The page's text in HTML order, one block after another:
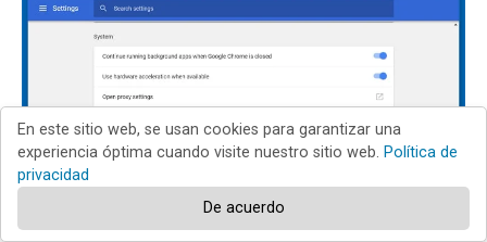
En la nueva ventana, confirme que quiere restablecer la
En este sitio web, se usan cookies para garantizar una
experiencia óptima cuando visite nuestro sitio web. Política de
privacidad
De acuerdo